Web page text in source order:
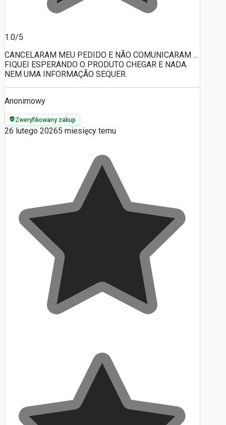
1.0/5
CANCELARAM MEU PEDIDO E NÃO COMUNICARAM ...
FIQUEI ESPERANDO O PRODUTO CHEGAR E NADA.
NEM UMA INFORMAÇÃO SEQUER.
Anonimowy
Zweryfikowany zakup
26 lutego 20265 miesięcy temu